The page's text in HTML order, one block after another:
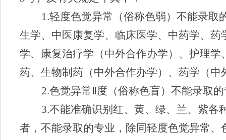
1.轻度色觉异常（俗称色弱）不能录取
生学、中医康复学、临床医学、中药学、
学、 康复治疗学（中外合作办学）、护理学
药、生物制药 （中外合作办学）、药学 （
2.色觉异常 Ⅱ度（俗称色盲）不能录取
3.不能准确识别红、黄、绿、兰、紫各
者 ，不能录取的专业， 除同轻度色觉异常、